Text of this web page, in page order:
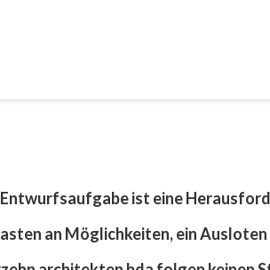
Entwurfsaufgabe ist eine
an Möglichkeiten, ein